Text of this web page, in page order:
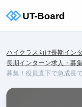
ハイクラス向け長期イン
長期インターン求人・募
募集！役員直下で急成長